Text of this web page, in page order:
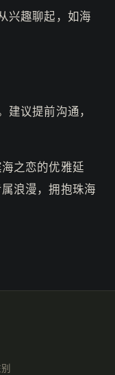
兴趣聊起，如海
议提前沟通，
之恋的优雅延
浪漫，拥抱珠海